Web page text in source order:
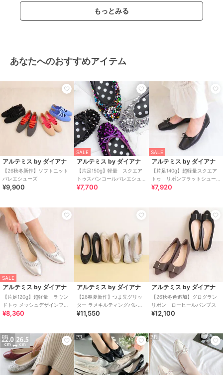
もっとみる
あなたへのおすすめアイテム
アルテミス by ダイアナ
【26秋冬新作】ソフトニット
バレエシューズ
¥9,900
SALE
アルテミス by ダイアナ
【片足150g】軽量 スクエア
トゥスパンコールバレエシュ
ーズ《雑誌掲載商品》
¥7,700
SALE
アルテミス by ダイアナ
【片足140g】超軽量スクエア
トゥ リボンフラットシュー
ズ
¥7,920
SALE
アルテミス by ダイアナ
【片足120g】超軽量 ラウン
ドトゥ メッシュデザインフラ
ットシューズ
¥8,360
アルテミス by ダイアナ
【26春夏新作】つま先グリッ
ター ラメキルティングバレエ
シューズ
¥11,550
アルテミス by ダイアナ
【26秋冬色追加】グログラン
リボン ローヒールパンプス
¥12,100
PR PR PR